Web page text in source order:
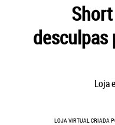
Loja
LOJA VIRTUAL CRIADA